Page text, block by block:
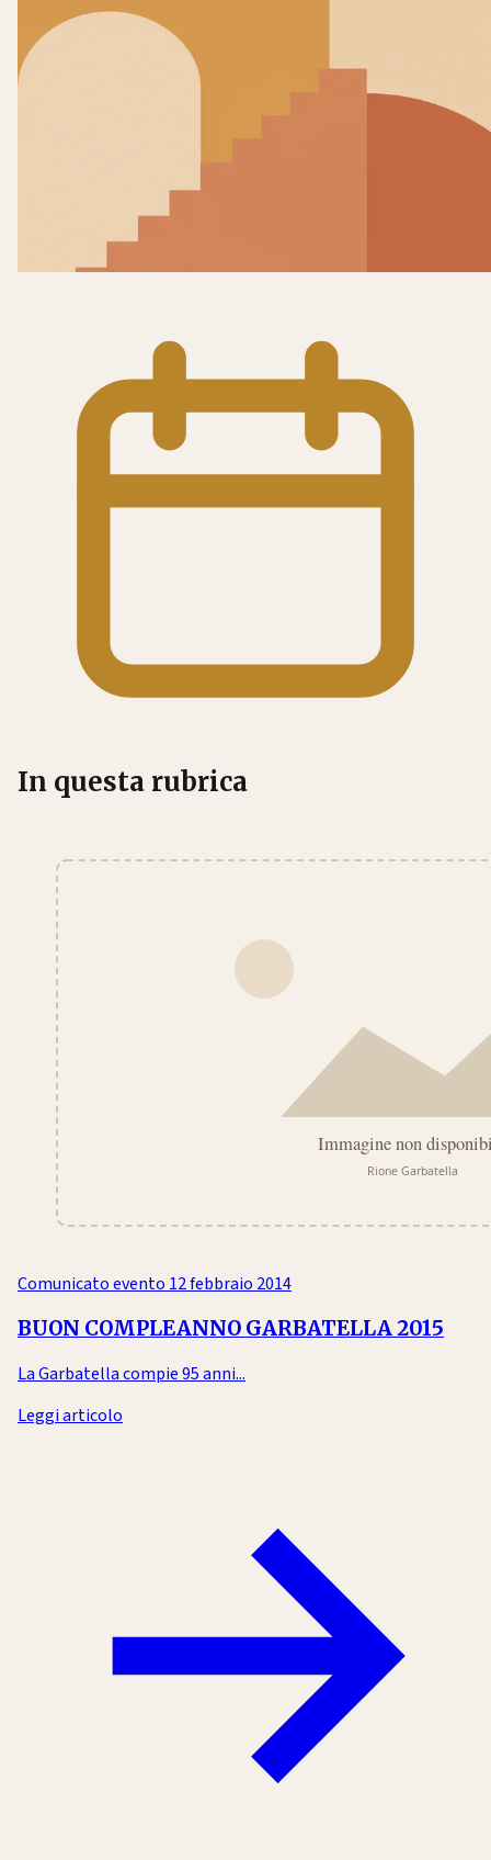
In questa rubrica
Comunicato evento 12 febbraio 2014
BUON COMPLEANNO GARBATELLA 2015
La Garbatella compie 95 anni...
Leggi articolo